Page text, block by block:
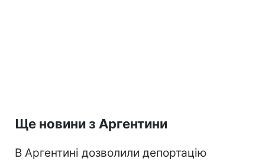
Ще новини з Аргентини
В Аргентині дозволили депортацію